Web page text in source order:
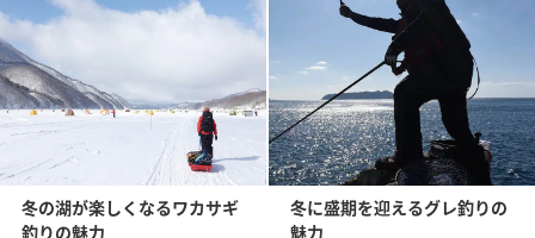
冬の湖が楽しくなるワカサギ
釣りの魅力
冬に盛期を迎えるグレ釣りの
魅力